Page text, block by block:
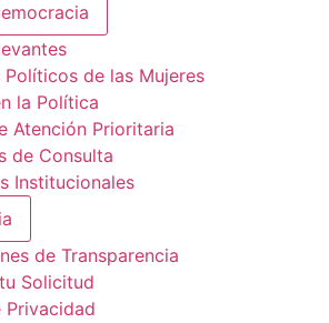
Políticos de las Mujeres
la Política
Atención Prioritaria
de Consulta
Institucionales
de Transparencia
Solicitud
Privacidad